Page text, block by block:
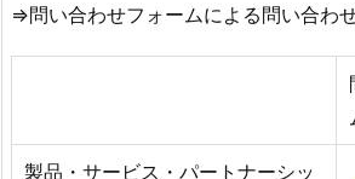
⇒問い合わせフォームによる問い合わ
製品・サービス・パートナーシッ